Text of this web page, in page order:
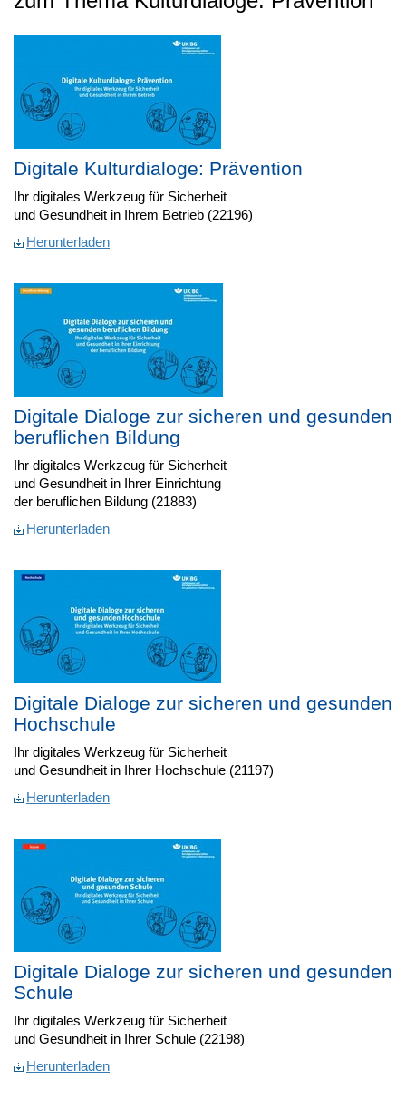
Digitale Kulturdialoge: Prävention
Ihr digitales Werkzeug für Sicherheit
und Gesundheit in Ihrem Betrieb (22196)
Herunterladen
Digitale Dialoge zur sicheren und gesunden
beruflichen Bildung
Ihr digitales Werkzeug für Sicherheit
und Gesundheit in Ihrer Einrichtung
der beruflichen Bildung (21883)
Herunterladen
Digitale Dialoge zur sicheren und gesunden
Hochschule
Ihr digitales Werkzeug für Sicherheit
und Gesundheit in Ihrer Hochschule (21197)
Herunterladen
Digitale Dialoge zur sicheren und gesunden
Schule
Ihr digitales Werkzeug für Sicherheit
und Gesundheit in Ihrer Schule (22198)
Herunterladen